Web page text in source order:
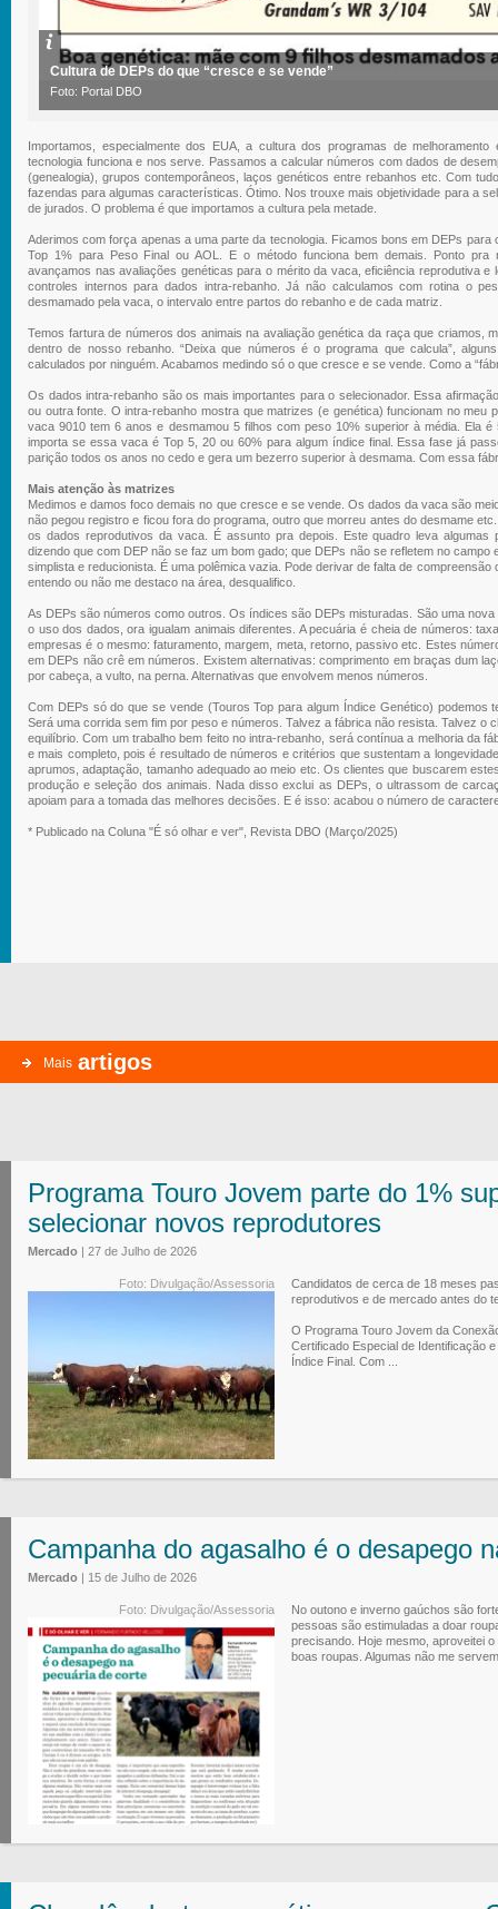
Cultura de DEPs do que “cresce e se vende”
Foto: Portal DBO
Importamos, especialmente dos EUA, a cultura dos programas de
tecnologia funciona e nos serve. Passamos a calcular números com dados de
(genealogia), grupos contemporâneos, laços genéticos entre rebanhos etc. Com
fazendas para algumas características. Ótimo. Nos trouxe mais objetividade para a
de jurados. O problema é que importamos a cultura pela metade.
Aderimos com força apenas a uma parte da tecnologia. Ficamos bons em DEPs
Top 1% para Peso Final ou AOL. E o método funciona bem demais. Ponto pra
avançamos nas avaliações genéticas para o mérito da vaca, eficiência reprodutiva e
controles internos para dados intra-rebanho. Já não calculamos com rotina o
desmamado pela vaca, o intervalo entre partos do rebanho e de cada matriz.
Temos fartura de números dos animais na avaliação genética da raça que criamos,
dentro de nosso rebanho. “Deixa que números é o programa que calcula”,
calculados por ninguém. Acabamos medindo só o que cresce e se vende. Como a
Os dados intra-rebanho são os mais importantes para o selecionador. Essa
ou outra fonte. O intra-rebanho mostra que matrizes (e genética) funcionam no meu
vaca 9010 tem 6 anos e desmamou 5 filhos com peso 10% superior à média. Ela é
importa se essa vaca é Top 5, 20 ou 60% para algum índice final. Essa fase já
parição todos os anos no cedo e gera um bezerro superior à desmama. Com essa
Mais atenção às matrizes
Medimos e damos foco demais no que cresce e se vende. Os dados da vaca são
não pegou registro e ficou fora do programa, outro que morreu antes do desmame
os dados reprodutivos da vaca. É assunto pra depois. Este quadro leva algumas
dizendo que com DEP não se faz um bom gado; que DEPs não se refletem no
simplista e reducionista. É uma polêmica vazia. Pode derivar de falta de
entendo ou não me destaco na área, desqualifico.
As DEPs são números como outros. Os índices são DEPs misturadas. São uma
o uso dos dados, ora igualam animais diferentes. A pecuária é cheia de números:
empresas é o mesmo: faturamento, margem, meta, retorno, passivo etc. Estes
em DEPs não crê em números. Existem alternativas: comprimento em braças dum
por cabeça, a vulto, na perna. Alternativas que envolvem menos números.
Com DEPs só do que se vende (Touros Top para algum Índice Genético) podemos
Será uma corrida sem fim por peso e números. Talvez a fábrica não resista. Talvez o
equilíbrio. Com um trabalho bem feito no intra-rebanho, será contínua a melhoria da
e mais completo, pois é resultado de números e critérios que sustentam a
aprumos, adaptação, tamanho adequado ao meio etc. Os clientes que buscarem
produção e seleção dos animais. Nada disso exclui as DEPs, o ultrassom de
apoiam para a tomada das melhores decisões. E é isso: acabou o número de
* Publicado na Coluna "É só olhar e ver", Revista DBO (Março/2025)
Mais artigos
Programa Touro Jovem parte do 1%
selecionar novos reprodutores
Mercado | 27 de Julho de 2026
Foto: Divulgação/Assessoria
Candidatos de cerca de 18 meses
reprodutivos e de mercado antes do
O Programa Touro Jovem da
Certificado Especial de Identificação
Índice Final. Com ...
Campanha do agasalho é o desapego
Mercado | 15 de Julho de 2026
Foto: Divulgação/Assessoria
No outono e inverno gaúchos são
pessoas são estimuladas a doar
precisando. Hoje mesmo, aproveitei
boas roupas. Algumas não me